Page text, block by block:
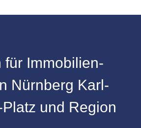
für Immobilien-
Nürnberg Karl-
und Region